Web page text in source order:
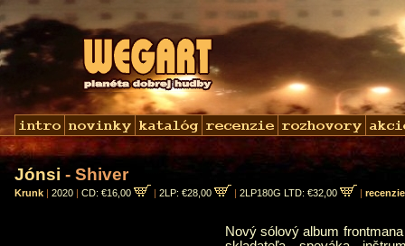
Jónsi - Shiver
Krunk | 2020 | CD: €16,00 | 2LP: €28,00 | 2LP180G LTD: €32,00 | recenzie
Nový sólový album